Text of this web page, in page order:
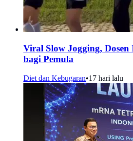
Viral Slow Jogging, Dosen
bagi Pemula
Diet dan Kebugaran•17 hari lalu